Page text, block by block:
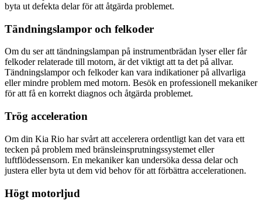
byta ut defekta delar för att åtgärda problemet.
Tändningslampor och felkoder
Om du ser att tändningslampan på instrumentbrädan lyser eller får
felkoder relaterade till motorn, är det viktigt att ta det på allvar.
Tändningslampor och felkoder kan vara indikationer på allvarliga
eller mindre problem med motorn. Besök en professionell mekaniker
för att få en korrekt diagnos och åtgärda problemet.
Trög acceleration
Om din Kia Rio har svårt att accelerera ordentligt kan det vara ett
tecken på problem med bränsleinsprutningssystemet eller
luftflödessensorn. En mekaniker kan undersöka dessa delar och
justera eller byta ut dem vid behov för att förbättra accelerationen.
Högt motorljud